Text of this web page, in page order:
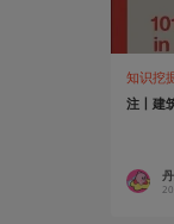
知识挖
注丨建